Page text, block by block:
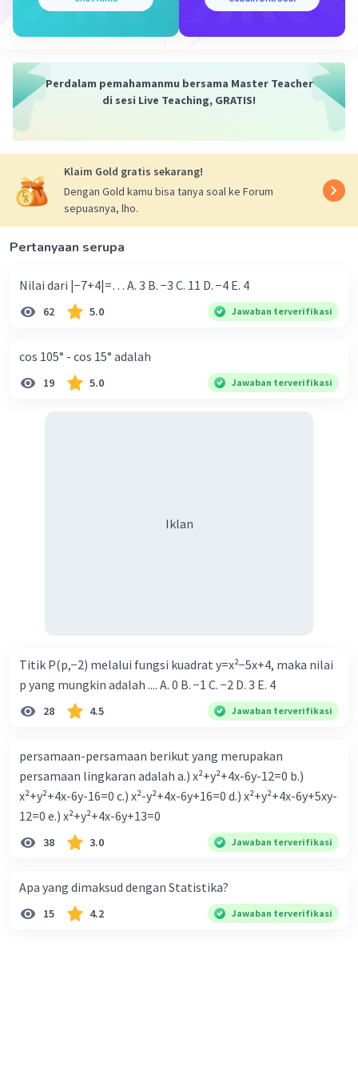
b. tan⁡(75∘)≈3.7317tan(75∘)≈3.7317
Iklan
Perdalam pemahamanmu bersama Master Teacher
di sesi Live Teaching, GRATIS!
Klaim Gold gratis sekarang!
Dengan Gold kamu bisa tanya soal ke Forum
sepuasnya, lho.
Pertanyaan serupa
Nilai dari |−7+4|=… A. 3 B. −3 C. 11 D. −4 E. 4
62 5.0 Jawaban terverifikasi
cos 105° - cos 15° adalah
19 5.0 Jawaban terverifikasi
Iklan
Titik P(p,−2) melalui fungsi kuadrat y=x²−5x+4, maka nilai
p yang mungkin adalah .... A. 0 B. −1 C. −2 D. 3 E. 4
28 4.5 Jawaban terverifikasi
persamaan-persamaan berikut yang merupakan
persamaan lingkaran adalah a.) x²+y²+4x-6y-12=0 b.)
x²+y²+4x-6y-16=0 c.) x²-y²+4x-6y+16=0 d.) x²+y²+4x-6y+5xy-
12=0 e.) x²+y²+4x-6y+13=0
38 3.0 Jawaban terverifikasi
Apa yang dimaksud dengan Statistika?
15 4.2 Jawaban terverifikasi